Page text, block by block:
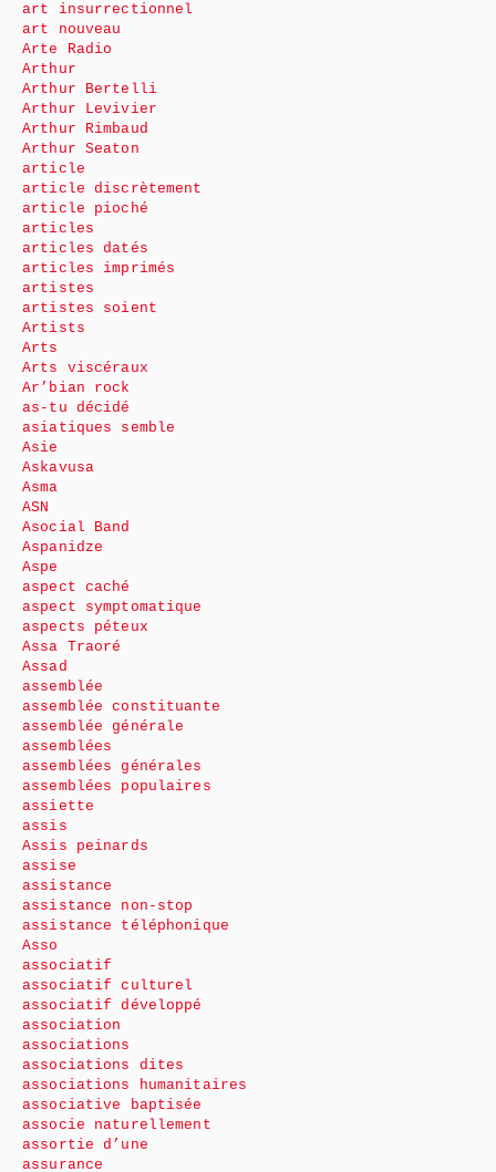
art insurrectionnel
art nouveau
Arte Radio
Arthur
Arthur Bertelli
Arthur Levivier
Arthur Rimbaud
Arthur Seaton
article
article discrètement
article pioché
articles
articles datés
articles imprimés
artistes
artistes soient
Artists
Arts
Arts viscéraux
Ar’bian rock
as-tu décidé
asiatiques semble
Asie
Askavusa
Asma
ASN
Asocial Band
Aspanidze
Aspe
aspect caché
aspect symptomatique
aspects péteux
Assa Traoré
Assad
assemblée
assemblée constituante
assemblée générale
assemblées
assemblées générales
assemblées populaires
assiette
assis
Assis peinards
assise
assistance
assistance non-stop
assistance téléphonique
Asso
associatif
associatif culturel
associatif développé
association
associations
associations dites
associations humanitaires
associative baptisée
associe naturellement
assortie d’une
assurance